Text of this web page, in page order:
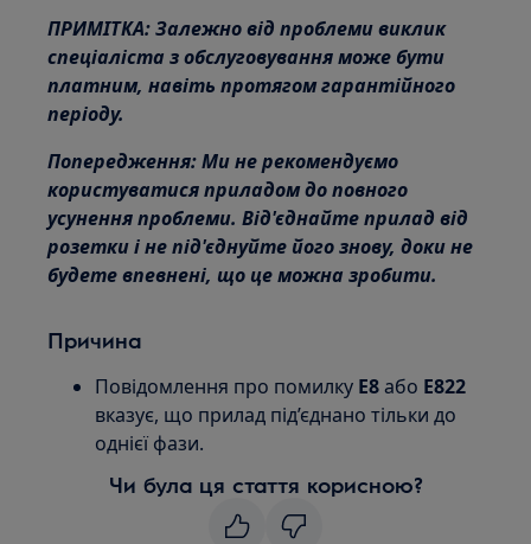
ПРИМІТКА: Залежно від проблеми виклик
спеціаліста з обслуговування може бути
платним, навіть протягом гарантійного
періоду.
Попередження: Ми не рекомендуємо
користуватися приладом до повного
усунення проблеми. Від'єднайте прилад від
розетки і не під'єднуйте його знову, доки не
будете впевнені, що це можна зробити.
Причина
Повідомлення про помилку E8або E822
вказує, що прилад під’єднано тільки до
однієї фази.
Чи була ця стаття корисною?